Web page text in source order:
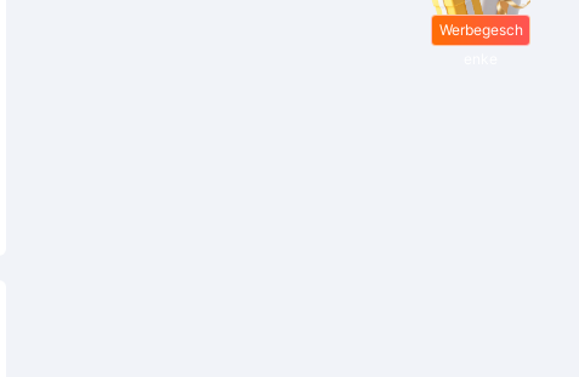
Werbegesch